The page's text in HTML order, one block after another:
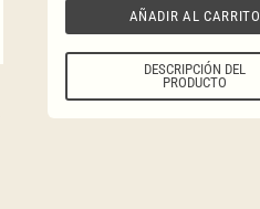
AÑADIR AL CARRITO
DESCRIPCIÓN DEL
PRODUCTO